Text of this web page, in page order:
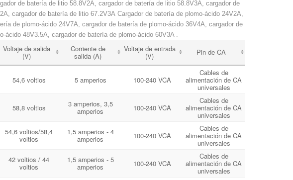
de batería de litio 58.8V2A, cargador de batería de litio 58.8V3A, cargador de
cargador de batería de litio 67.2V3A Cargador de batería de plomo-ácido 24V2A,
de plomo-ácido 24V7A, cargador de batería de plomo-ácido 36V4A, cargador de
ácido 48V3.5A, cargador de batería de plomo-ácido 60V3A .
Voltaje de salida
(V)
Corriente de
salida (A)
Voltaje de entrada
(V) Pin de CA
54,6 voltios 5 amperios 100-240 VCA
Cables de
alimentación de CA
universales
58,8 voltios 3 amperios, 3,5
amperios 100-240 VCA
Cables de
alimentación de CA
universales
54,6 voltios/58,4
voltios
1,5 amperios - 4
amperios 100-240 VCA
Cables de
alimentación de CA
universales
42 voltios / 44
voltios
1,5 amperios - 5
amperios 100-240 VCA
Cables de
alimentación de CA
universales